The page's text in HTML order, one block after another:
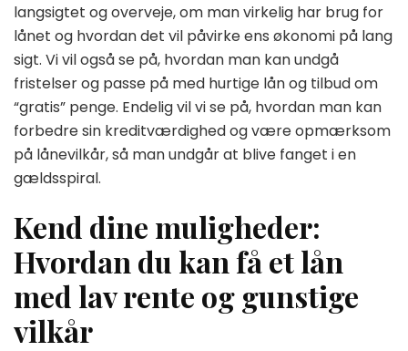
langsigtet og overveje, om man virkelig har brug for
lånet og hvordan det vil påvirke ens økonomi på lang
sigt. Vi vil også se på, hvordan man kan undgå
fristelser og passe på med hurtige lån og tilbud om
“gratis” penge. Endelig vil vi se på, hvordan man kan
forbedre sin kreditværdighed og være opmærksom
på lånevilkår, så man undgår at blive fanget i en
gældsspiral.
Kend dine muligheder:
Hvordan du kan få et lån
med lav rente og gunstige
vilkår